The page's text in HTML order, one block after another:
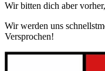
Wir bitten dich aber
Wir werden uns
Versprochen!